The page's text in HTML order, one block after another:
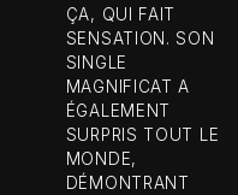
ÇA, QUI FAIT
SENSATION. SON
SINGLE
MAGNIFICAT A
ÉGALEMENT
SURPRIS TOUT LE
MONDE,
DÉMONTRANT